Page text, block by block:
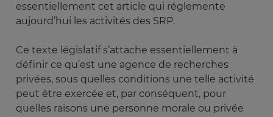
essentiellement cet article qui réglemente
aujourd’hui les activités des SRP.
Ce texte législatif s’attache essentiellement à
définir ce qu’est une agence de recherches
privées, sous quelles conditions une telle activité
peut être exercée et, par conséquent, pour
quelles raisons une personne morale ou privée